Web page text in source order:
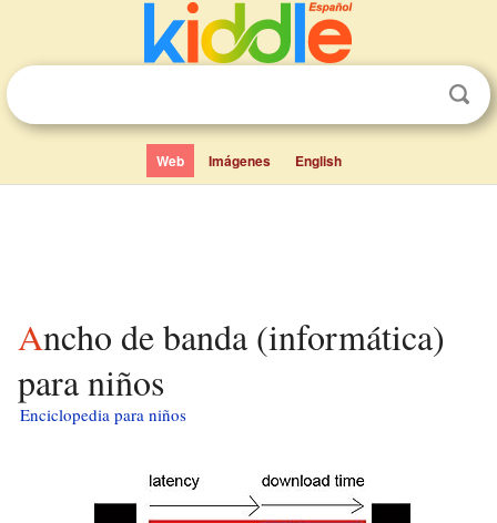
Web Imágenes English
Ancho de banda (informática)
para niños
Enciclopedia para niños